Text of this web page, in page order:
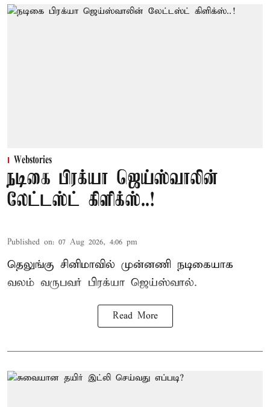
Webstories
நடிகை பிரக்யா ஜெய்ஸ்வாலின்
லேட்டஸ்ட் கிளிக்ஸ்..!
Published on: 07 Aug 2026, 4:06 pm
தெலுங்கு சினிமாவில் முன்னணி நடிகையாக
வலம் வருபவர் பிரக்யா ஜெய்ஸ்வால்.
Read More